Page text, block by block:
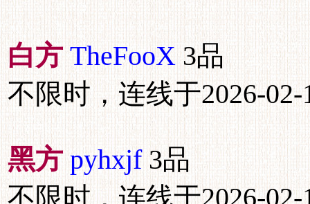
白方 TheFooX3品
不限时，连线于2026-02-
黑方 pyhxjf3品
不限时，连线于2026-02-